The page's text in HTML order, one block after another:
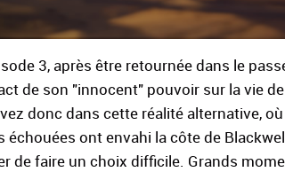
3, après être retournée dans le
de son "innocent" pouvoir sur la vie
donc dans cette réalité alternative,
échouées ont envahi la côte de
de faire un choix difficile. Grands